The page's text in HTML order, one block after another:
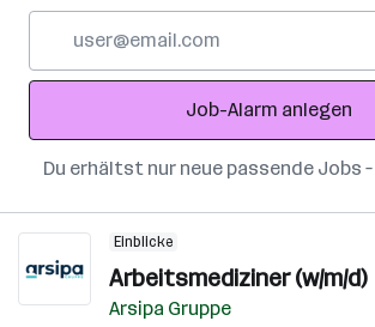
Adresse
Job-Alarm anlegen
Du erhältst nur neue passende Jobs
Einblicke
Arbeitsmediziner (w/m/d)
Arsipa Gruppe